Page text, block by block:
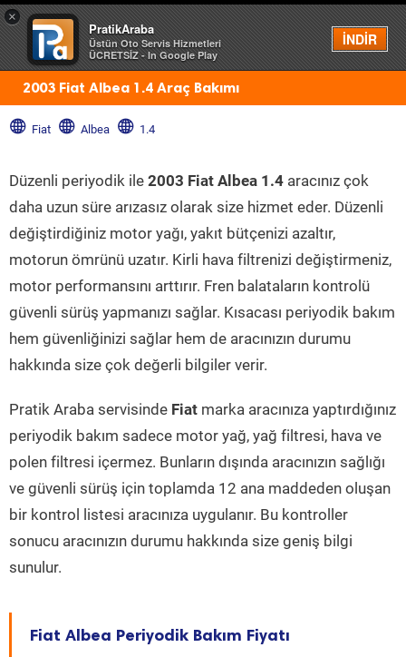
×
PratikAraba
Üstün Oto Servis Hizmetleri
ÜCRETSİZ - In Google Play
İNDİR
Menü
2003 Fiat Albea 1.4 Araç Bakımı
Fiat Albea 1.4
Düzenli periyodik ile 2003 Fiat Albea 1.4 aracınız çok
daha uzun süre arızasız olarak size hizmet eder. Düzenli
değiştirdiğiniz motor yağı, yakıt bütçenizi azaltır,
motorun ömrünü uzatır. Kirli hava filtrenizi değiştirmeniz,
motor performansını arttırır. Fren balataların kontrolü
güvenli sürüş yapmanızı sağlar. Kısacası periyodik bakım
hem güvenliğinizi sağlar hem de aracınızın durumu
hakkında size çok değerli bilgiler verir.
Pratik Araba servisinde Fiat marka aracınıza yaptırdığınız
periyodik bakım sadece motor yağ, yağ filtresi, hava ve
polen filtresi içermez. Bunların dışında aracınızın sağlığı
ve güvenli sürüş için toplamda 12 ana maddeden oluşan
bir kontrol listesi aracınıza uygulanır. Bu kontroller
sonucu aracınızın durumu hakkında size geniş bilgi
sunulur.
Fiat Albea Periyodik Bakım Fiyatı